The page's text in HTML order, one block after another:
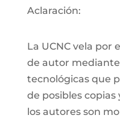
Aclaración:
La UCNC vela por
de autor
tecnológicas que
de posibles
los autores son